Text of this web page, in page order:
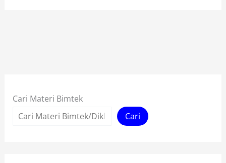
Cari Materi Bimtek
Cari